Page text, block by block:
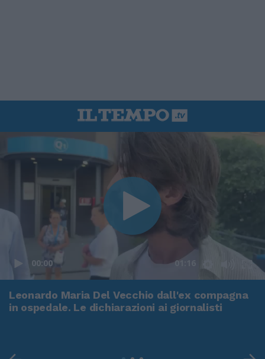
00:00 01:16
Leonardo Maria Del Vecchio dall'ex compagna
in ospedale. Le dichiarazioni ai giornalisti